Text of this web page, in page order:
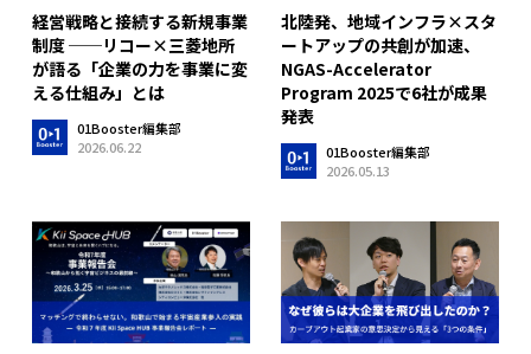
経営戦略と接続する新規事業
制度 ──リコー×三菱地所
が語る「企業の力を事業に変
える仕組み」とは
01Booster編集部
2026.06.22
北陸発、地域インフラ×スタ
ートアップの共創が加速、
NGAS-Accelerator
Program 2025で6社が成果
発表
01Booster編集部
2026.05.13